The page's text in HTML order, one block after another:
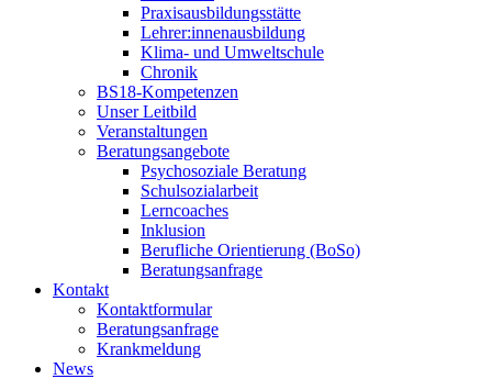
Praxisausbildungsstätte
Lehrer:innenausbildung
Klima- und Umweltschule
Chronik
BS18-Kompetenzen
Unser Leitbild
Veranstaltungen
Beratungsangebote
Psychosoziale Beratung
Schulsozialarbeit
Lerncoaches
Inklusion
Berufliche Orientierung (BoSo)
Beratungsanfrage
Kontakt
Kontaktformular
Beratungsanfrage
Krankmeldung
News